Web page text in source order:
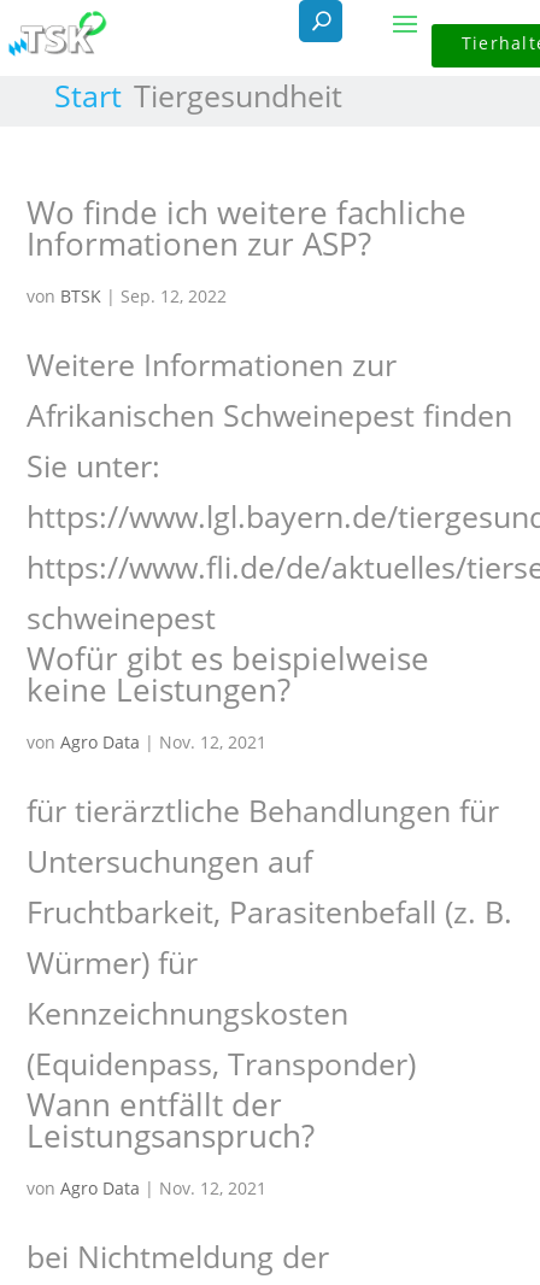
Skip
to
content
Start Tiergesundheit
Wo finde ich weitere fachliche
Informationen zur ASP?
von BTSK | Sep. 12, 2022
Weitere Informationen zur
Afrikanischen Schweinepest finden
Sie unter:
https://www.lgl.bayern.de/
https://www.fli.de/de/aktuelles/
schweinepest
Wofür gibt es beispielweise
keine Leistungen?
vonAgro Data | Nov. 12, 2021
für tierärztliche Behandlungen für
Untersuchungen auf
Fruchtbarkeit, Parasitenbefall (z. B.
Würmer) für
Kennzeichnungskosten
(Equidenpass, Transponder)
Wann entfällt der
Leistungsanspruch?
vonAgro Data | Nov. 12, 2021
bei Nichtmeldung der